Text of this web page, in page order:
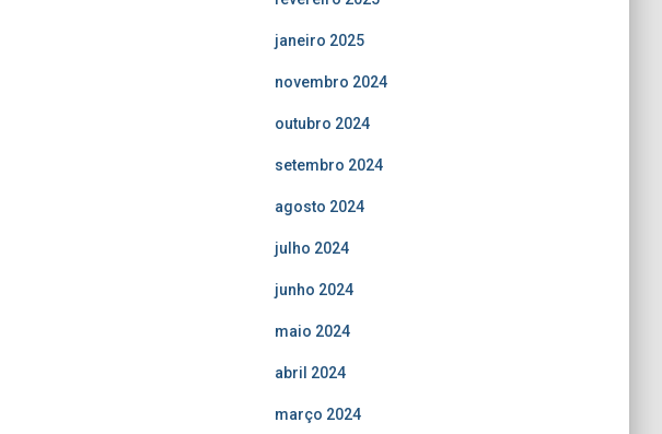
janeiro 2025
novembro 2024
outubro 2024
setembro 2024
agosto 2024
julho 2024
junho 2024
maio 2024
abril 2024
março 2024